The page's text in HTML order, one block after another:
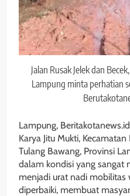
Jalan Rusak Jelek dan
Lampung minta perhatian
Lampung,
Karya Jitu Mukti,
Tulang Bawang, Provinsi
dalam kondisi yang sangat
menjadi urat nadi mobilitas
diperbaiki, membuat